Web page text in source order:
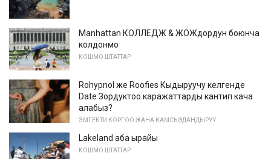
Manhattan КОЛЛЕДЖ & ЖОЖдордун боюнча
колдонмо
КОШМО ШТАТТАР
Rohypnol же Roofies Кыдыруучу келгенде
Date Зордуктоо каражаттарды кантип кача
алабыз?
ЭМГЕКТИ КОРГОО ЖАНА КАМСЫЗДАНДЫРУУ
Lakeland аба ырайы
КОШМО ШТАТТАР